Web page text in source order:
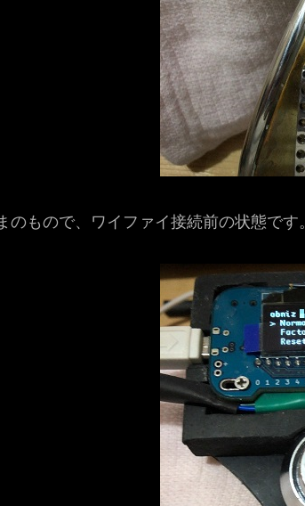
もので、ワイファイ接続前の状態です。